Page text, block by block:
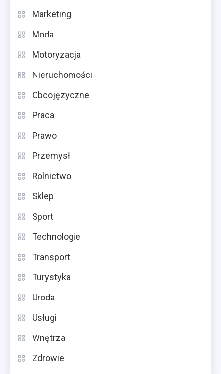
Marketing
Moda
Motoryzacja
Nieruchomości
Obcojęzyczne
Praca
Prawo
Przemysł
Rolnictwo
Sklep
Sport
Technologie
Transport
Turystyka
Uroda
Usługi
Wnętrza
Zdrowie